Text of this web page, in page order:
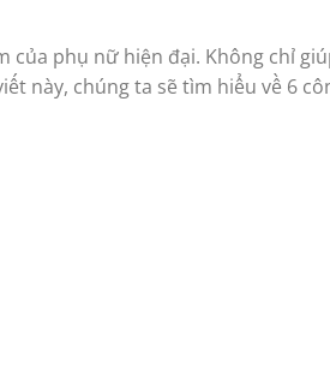
phụ nữ hiện đại. Không chỉ
này, chúng ta sẽ tìm hiểu về 6